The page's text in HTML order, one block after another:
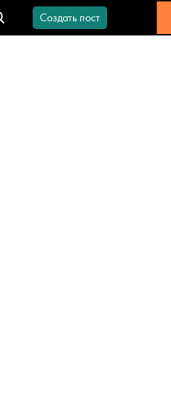
Создать пост